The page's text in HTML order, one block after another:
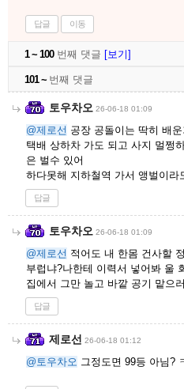
답글 이동
1 ~ 100번째 댓글 [보기]
101 ~ 번째 댓글
토우차오 26-06-18 01:09
@제로선 공장 공돌이는 딱히 배
택배 상하차 가도 되고 사지 멀쩡
은 벌수 있어
하다못해 지하철역 가서 앵벌이라
답글
토우차오 26-06-18 01:09
@제로선 적어도 내 한몸 건사할
부럽냐?나한테 이력서 넣어봐 울
집에서 그만 놀고 바깥 공기 맡으
답글
제로선 26-06-18 01:12
@토우차오 그정도면 99등 아님?